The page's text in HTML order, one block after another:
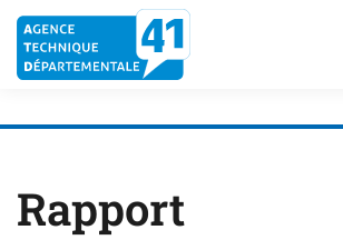
Aller
contenu
Rapport